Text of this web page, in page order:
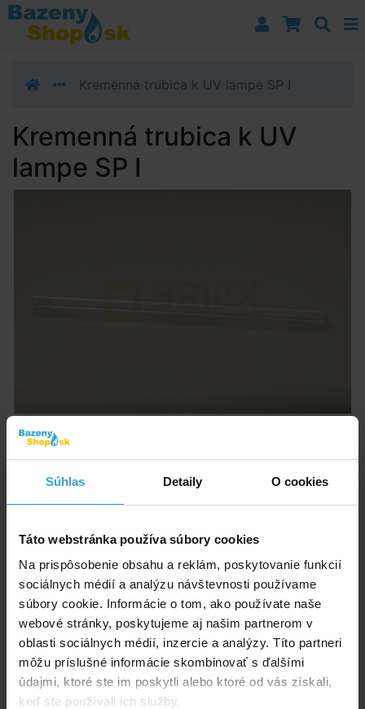
Súhlas Detaily O cookies
Táto webstránka používa súbory cookies
Na prispôsobenie obsahu a reklám, poskytovanie funkcií
sociálnych médií a analýzu návštevnosti používame
súbory cookie. Informácie o tom, ako používate naše
webové stránky, poskytujeme aj našim partnerom v
oblasti sociálnych médií, inzercie a analýzy. Títo partneri
môžu príslušné informácie skombinovať s ďalšími
údajmi, ktoré ste im poskytli alebo ktoré od vás získali,
keď ste používali ich služby.
Prejsť k navigácii
Prejsť na obsah
Prejsť k bočnému stĺpci
Kremenná trubica k UV lampe SP I
Kremenná trubica k UV
lampe SP I
Kremenná - sklenená trubica k UV lampe SP I BRILIX.
Značka: BRILIX
E-shop: Skladom 1 ks v pondelok u vás
54,88 EUR bez DPH 67,50 EUR
Do košíka